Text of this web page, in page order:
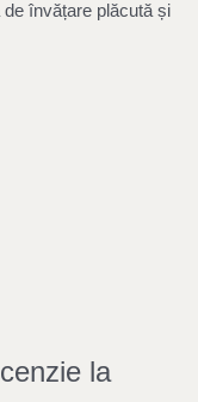
de învățare plăcută și
la